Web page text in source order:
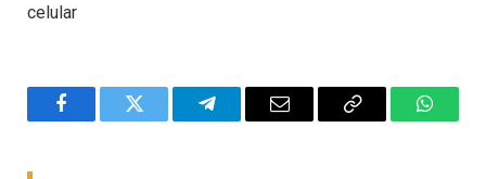
celular
FacebookTwitter TelegramEmail
Copy